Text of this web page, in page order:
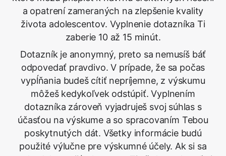
a opatrení zameraných na zlepšenie kvality
života adolescentov. Vyplnenie dotazníka Ti
zaberie 10 až 15 minút.
Dotazník je anonymný, preto sa nemusíš báť
odpovedať pravdivo. V prípade, že sa počas
vypĺňania budeš cítiť nepríjemne, z výskumu
môžeš kedykoľvek odstúpiť. Vyplnením
dotazníka zároveň vyjadruješ svoj súhlas s
účasťou na výskume a so spracovaním Tebou
poskytnutých dát. Všetky informácie budú
použité výlučne pre výskumné účely. Ak si sa